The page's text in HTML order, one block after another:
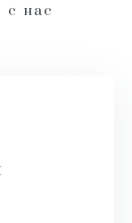
с нас